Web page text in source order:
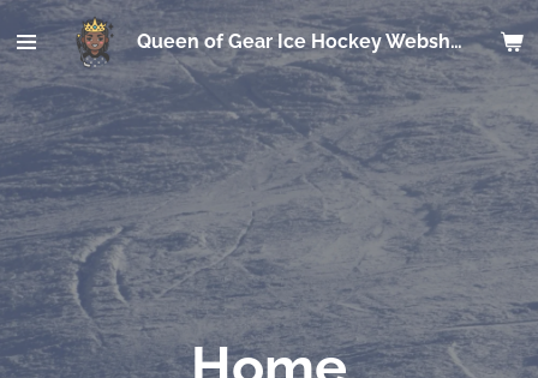
direct
naar
hoofdinhoud
Queen of Gear Ice Hockey Webshop